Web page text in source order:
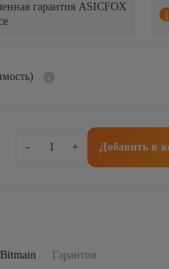
гарантия ASICFOX
-
Количество
товара
17Gh/s
Scrypt
+ Добавить в
Bitmain Гарантия